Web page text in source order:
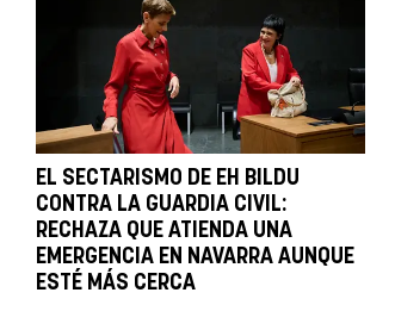
EL SECTARISMO DE EH BILDU
CONTRA LA GUARDIA CIVIL:
RECHAZA QUE ATIENDA UNA
EMERGENCIA EN NAVARRA AUNQUE
ESTÉ MÁS CERCA